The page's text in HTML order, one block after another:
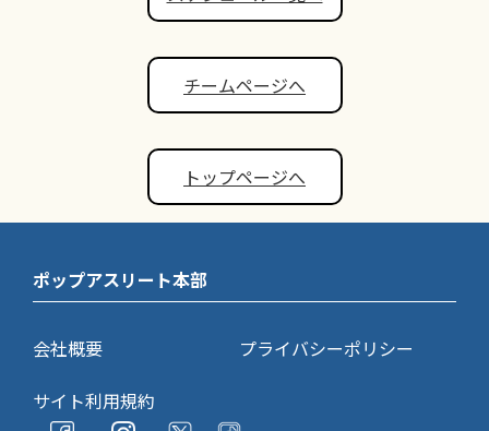
チームページへ
トップページへ
ポップアスリート本部
会社概要
プライバシーポリシー
サイト利用規約